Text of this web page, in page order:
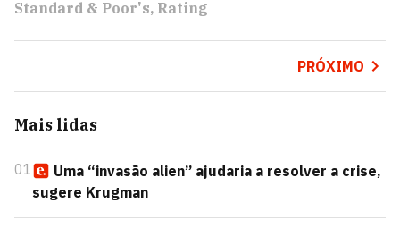
Standard & Poor's Rating
PRÓXIMO
Mais lidas
01
Uma “invasão alien” ajudaria a resolver a crise,
sugere Krugman